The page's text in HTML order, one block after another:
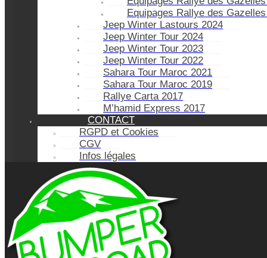
Equipages Rallye des
Jeep Winter Lastours 2024
Jeep Winter Tour 2024
Jeep Winter Tour 2023
Jeep Winter Tour 2022
Sahara Tour Maroc 2021
Sahara Tour Maroc 2019
Rallye Carta 2017
M’hamid Express 2017
CONTACT
RGPD et Cookies
CGV
Infos légales